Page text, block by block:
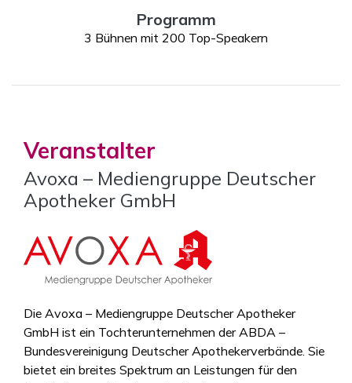
Programm
3 Bühnen mit 200 Top-Speakern
Veranstalter
Avoxa – Mediengruppe Deutscher
Apotheker GmbH
Die Avoxa – Mediengruppe Deutscher Apotheker
GmbH ist ein Tochterunternehmen der ABDA –
Bundesvereinigung Deutscher Apothekerverbände. Sie
bietet ein breites Spektrum an Leistungen für den